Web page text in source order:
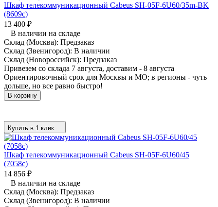
Шкаф телекоммуникационный Cabeus SH-05F-6U60/35m-BK
(8609c)
13 400 ₽
В наличии на складе
Склад (Москва): Предзаказ
Склад (Звенигород): В наличии
Склад (Новороссийск): Предзаказ
Привезем со склада 7 августа, доставим - 8 августа
Ориентировочный срок для Москвы и МО; в регионы - чуть
дольше, но все равно быстро!
В корзину
Купить в 1 клик
Шкаф телекоммуникационный Cabeus SH-05F-6U60/45
(7058c)
14 856 ₽
В наличии на складе
Склад (Москва): Предзаказ
Склад (Звенигород): В наличии